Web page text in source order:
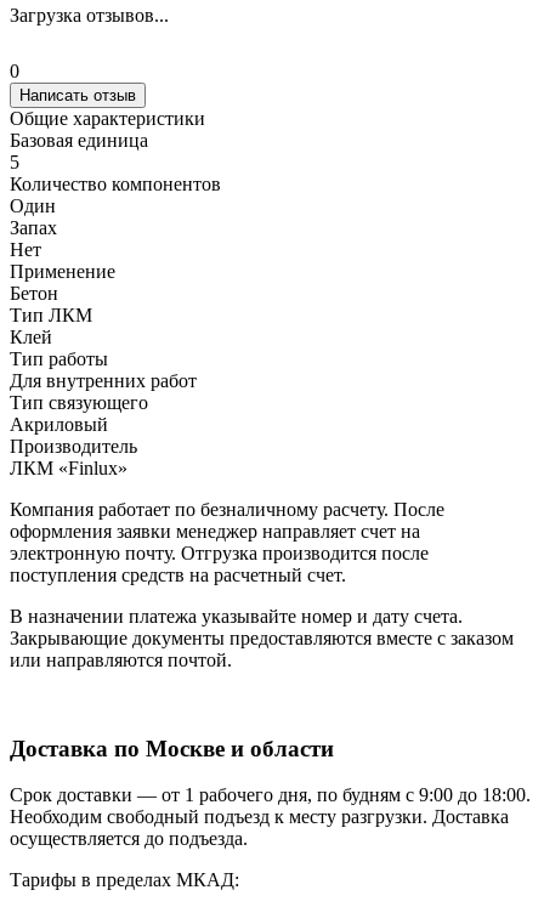
Загрузка отзывов...
0
Написать отзыв
Общие характеристики
Базовая единица
5
Количество компонентов
Один
Запах
Нет
Применение
Бетон
Тип ЛКМ
Клей
Тип работы
Для внутренних работ
Тип связующего
Акриловый
Производитель
ЛКМ «Finlux»
Компания работает по безналичному расчету. После
оформления заявки менеджер направляет счет на
электронную почту. Отгрузка производится после
поступления средств на расчетный счет.
В назначении платежа указывайте номер и дату счета.
Закрывающие документы предоставляются вместе с заказом
или направляются почтой.
Доставка по Москве и области
Срок доставки — от 1 рабочего дня, по будням с 9:00 до 18:00.
Необходим свободный подъезд к месту разгрузки. Доставка
осуществляется до подъезда.
Тарифы в пределах МКАД: